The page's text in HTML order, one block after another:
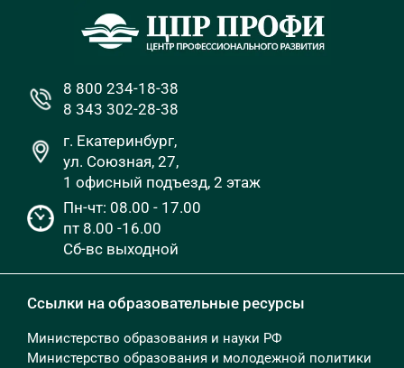
8 800 234-18-38
8 343 302-28-38
г. Екатеринбург,
ул. Союзная, 27,
1 офисный подъезд, 2 этаж
Пн-чт: 08.00 - 17.00
пт 8.00 -16.00
Сб-вс выходной
Ссылки на образовательные ресурсы
Министерство образования и науки РФ
Министерство образования и молодежной политики